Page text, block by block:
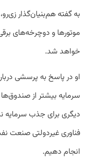
به گفته هم‌بنیان‌گذار
موتورها و دوچرخه‌های
خواهد شد.
او در پاسخ به پرسشی
سرمایه بیشتر از
دیگری برای جذب سرمایه
فناوری غیردولتی صنعت
انجام دهیم.